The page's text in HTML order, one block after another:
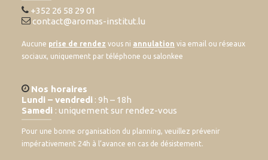
+352 26 58 29 01
contact@aromas-institut.lu
Aucune prise de rendez vous ni annulation via email ou réseaux
sociaux, uniquement par téléphone ou salonkee
Nos horaires
Lundi – vendredi : 9h – 18h
Samedi : uniquement sur rendez-vous
Pour une bonne organisation du planning, veuillez prévenir
impérativement 24h à l’avance en cas de désistement.